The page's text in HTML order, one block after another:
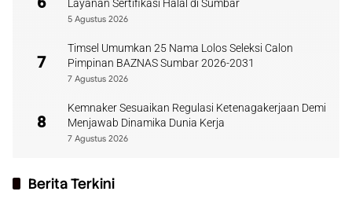
Layanan Sertifikasi Halal di Sumbar
5 Agustus 2026
7
Timsel Umumkan 25 Nama Lolos Seleksi Calon
Pimpinan BAZNAS Sumbar 2026-2031
7 Agustus 2026
8
Kemnaker Sesuaikan Regulasi Ketenagakerjaan Demi
Menjawab Dinamika Dunia Kerja
7 Agustus 2026
Berita Terkini